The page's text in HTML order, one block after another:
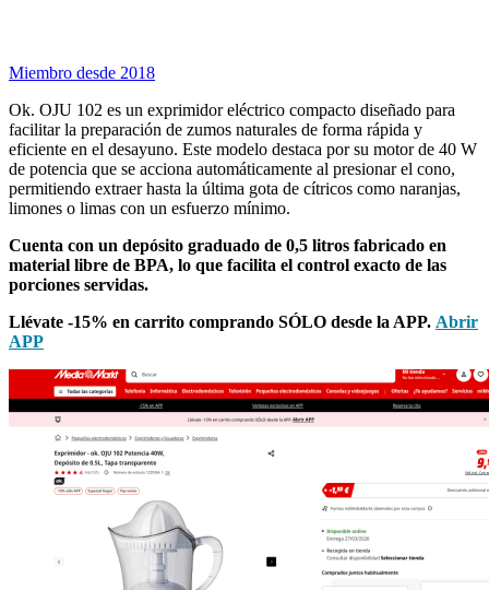
Miembro desde 2018
Ok. OJU 102 es un exprimidor eléctrico compacto diseñado para
facilitar la preparación de zumos naturales de forma rápida y
eficiente en el desayuno. Este modelo destaca por su motor de 40 W
de potencia que se acciona automáticamente al presionar el cono,
permitiendo extraer hasta la última gota de cítricos como naranjas,
limones o limas con un esfuerzo mínimo.
Cuenta con un depósito graduado de 0,5 litros fabricado en
material libre de BPA, lo que facilita el control exacto de las
porciones servidas.
Llévate -15% en carrito comprando SÓLO desde la APP. Abrir
APP